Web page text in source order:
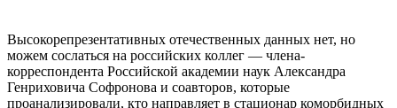
Высокорепрезентативных отечественных данных нет, но
можем сослаться на российских коллег — члена-
корреспондента Российской академии наук Александра
Генриховича Софронова и соавторов, которые
проанализировали, кто направляет в стационар коморбидных